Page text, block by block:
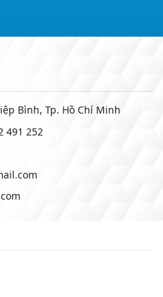
Bình, Tp. Hồ Chí Minh
491 252